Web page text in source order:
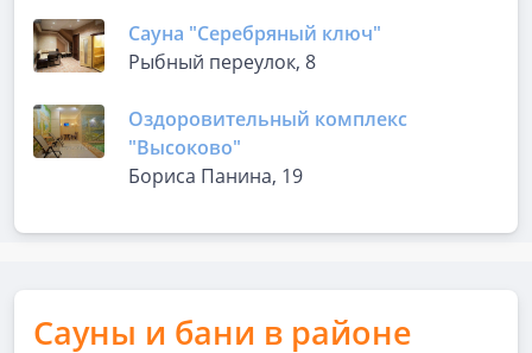
Сауна "Серебряный ключ"
Рыбный переулок, 8
Оздоровительный комплекс
"Высоково"
Бориса Панина, 19
Сауны и бани в районе